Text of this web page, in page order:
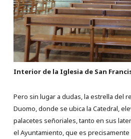
Interior de la Iglesia de San
Pero sin lugar a dudas, la estrella del
Duomo, donde se ubica la Catedral,
palacetes señoriales, tanto en sus
el Ayuntamiento, que es precisamente